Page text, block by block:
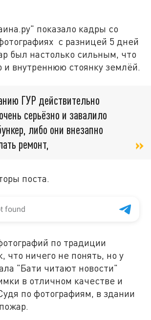
показало кадры со
с разницей 5 дней
был настолько сильным, что
и внутреннюю стоянку землёй.
ГУР действительно
серьёзно и завалило
либо они внезапно
ремонт,
поста.
по традиции
что ничего не понять, но у
"Бати читают новости"
в отличном качестве и
по фотографиям, в здании